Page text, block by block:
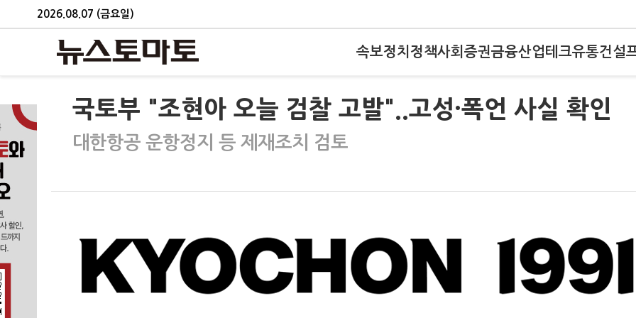
2026.08.07 (금요일)
속보정치 정책사회 증권금융산업테크유통건설
국토부 "조현아 오늘 검찰 고발"..고성·폭언 사실 확인
대한항공 운항정지 등 제재조치 검토